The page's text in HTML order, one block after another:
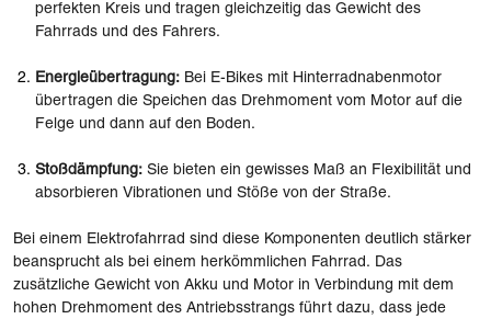
perfekten Kreis und tragen gleichzeitig das Gewicht des
Fahrrads und des Fahrers.
Energieübertragung: Bei E-Bikes mit Hinterradnabenmotor
übertragen die Speichen das Drehmoment vom Motor auf die
Felge und dann auf den Boden.
Stoßdämpfung: Sie bieten ein gewisses Maß an Flexibilität und
absorbieren Vibrationen und Stöße von der Straße.
Bei einem Elektrofahrrad sind diese Komponenten deutlich stärker
beansprucht als bei einem herkömmlichen Fahrrad. Das
zusätzliche Gewicht von Akku und Motor in Verbindung mit dem
hohen Drehmoment des Antriebsstrangs führt dazu, dass jede